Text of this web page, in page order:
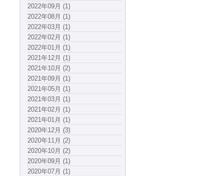
2022年09月 (1)
2022年08月 (1)
2022年03月 (1)
2022年02月 (1)
2022年01月 (1)
2021年12月 (1)
2021年10月 (2)
2021年09月 (1)
2021年05月 (1)
2021年03月 (1)
2021年02月 (1)
2021年01月 (1)
2020年12月 (3)
2020年11月 (2)
2020年10月 (2)
2020年09月 (1)
2020年07月 (1)